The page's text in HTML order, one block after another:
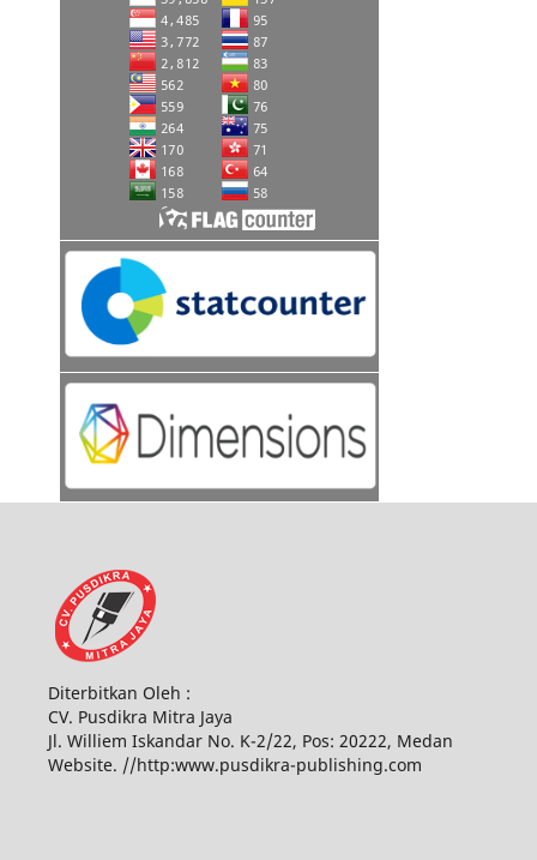
Diterbitkan Oleh :
CV. Pusdikra Mitra Jaya
Jl. Williem Iskandar No. K-2/22, Pos: 20222, Medan
Website. //http:www.pusdikra-publishing.com